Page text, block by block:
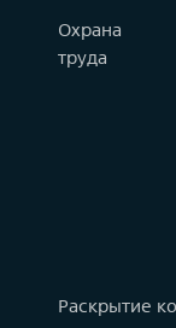
Охрана
труда
Раскрытие